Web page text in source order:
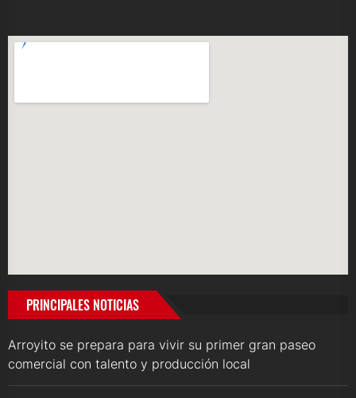
PRINCIPALES NOTICIAS
Arroyito se prepara para vivir su primer gran paseo
comercial con talento y producción local